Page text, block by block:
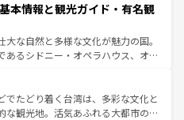
では、音楽と美食が融合した独特の
メリカの各地域で異なる魅力を楽
性と豊かな歴史を感じることができ
トリップや列車の旅も、アメリカ
また、定番の観光地といえばオアフ
めるならマウイ島やカウアイ島が
グリーンに輝く海をはじめ、豊かな
いる。「アロハスピリット」と呼ば
フードやハワイアンミュージッ
スなど、すべてがハワイの魅力を彩
に新しい発見と感動が待っているハ
本情報と観光ガイド・有名観
大な自然と多様な文化が魅力の国。
あるシドニー・オペラハウス、オー
にそびえるウルル（エアーズロッ
しい原生林やケアンズの熱帯雨林な
ん。また、カフェやワイン、オージ
でたどり着く台湾は、多彩な文化と
な観光地。活気あふれる大都市の台